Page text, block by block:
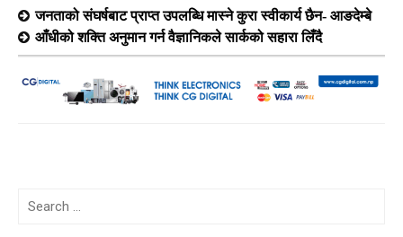
जनताको संघर्षबाट प्राप्त उपलब्धि मास्ने कुरा स्वीकार्य छैन- आङदेम्बे
आँधीको शक्ति अनुमान गर्न वैज्ञानिकले सार्कको सहारा लिँदै
Search